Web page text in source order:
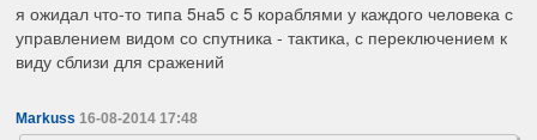
я ожидал что-то типа 5на5 с 5 кораблями у каждого человека с
управлением видом со спутника - тактика, с переключением к
виду сблизи для сражений
Markuss 16-08-2014 17:48